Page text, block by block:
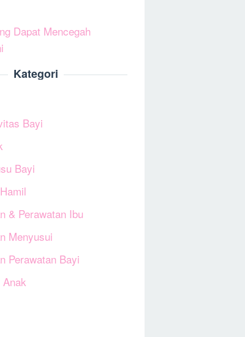
Dapat Mencegah
Kategori
Bayi
Bayi
& Perawatan Ibu
Menyusui
Perawatan Bayi